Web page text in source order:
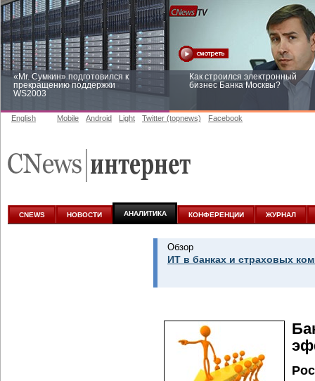
«Mr. Сумкин» подготовился к
прекращению поддержки
WS2003
Как строился электронный
бизнес Банка Москвы?
аналитике
English Mobile Android Light Twitter (topnews) Facebook
CNEWS НОВОСТИ АНАЛИТИКА КОНФЕРЕНЦИИ ЖУРНАЛ
Обзор
ИТ в банках и страховых